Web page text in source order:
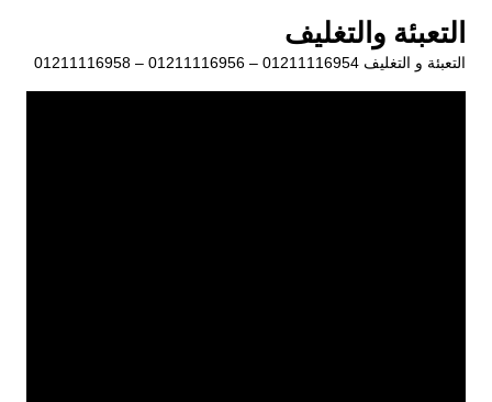
المحتوى
التعبئة والتغليف
التعبئة و التغليف 01211116954 – 01211116956 – 01211116958